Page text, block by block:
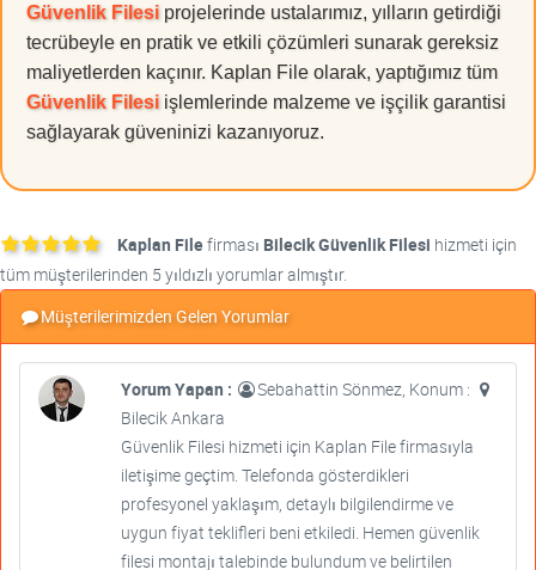
Güvenlik Filesi projelerinde ustalarımız, yılların getirdiği
tecrübeyle en pratik ve etkili çözümleri sunarak gereksiz
maliyetlerden kaçınır. Kaplan File olarak, yaptığımız tüm
Güvenlik Filesi işlemlerinde malzeme ve işçilik garantisi
sağlayarak güveninizi kazanıyoruz.
Kaplan Filefirması Bilecik Güvenlik Filesi hizmeti için
tüm müşterilerinden 5 yıldızlı yorumlar almıştır.
Müşterilerimizden Gelen Yorumlar
Yorum Yapan :
Sebahattin Sönmez, Konum :
Bilecik Ankara
Güvenlik Filesi hizmeti için Kaplan File firmasıyla
iletişime geçtim. Telefonda gösterdikleri
profesyonel yaklaşım, detaylı bilgilendirme ve
uygun fiyat teklifleri beni etkiledi. Hemen güvenlik
filesi montajı talebinde bulundum ve belirtilen